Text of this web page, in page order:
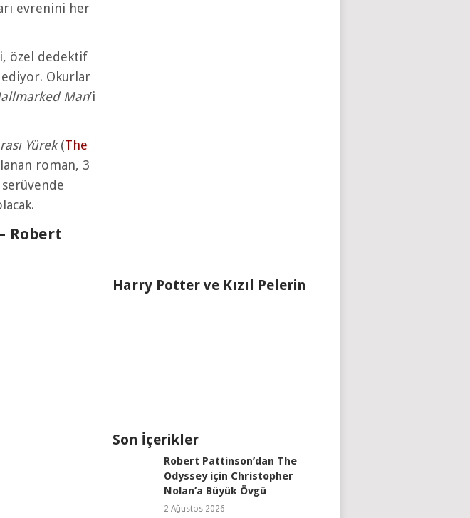
evrenini her
özel dedektif
ediyor. Okurlar
Man’i
Yürek(The
roman, 3
serüvende
Robert
Harry Potter ve Kızıl Pelerin
Son İçerikler
Robert Pattinson’dan The
Odyssey için Christopher
Nolan’a Büyük Övgü
2 Ağustos 2026